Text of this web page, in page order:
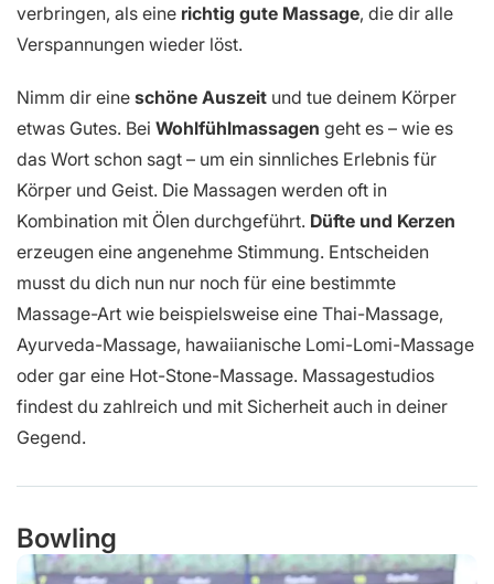
verbringen, als eine richtig gute Massage, die dir alle
Verspannungen wieder löst.
Nimm dir eine schöne Auszeit und tue deinem Körper
etwas Gutes. Bei Wohlfühlmassagen geht es – wie es
das Wort schon sagt – um ein sinnliches Erlebnis für
Körper und Geist. Die Massagen werden oft in
Kombination mit Ölen durchgeführt. Düfte und Kerzen
erzeugen eine angenehme Stimmung. Entscheiden
musst du dich nun nur noch für eine bestimmte
Massage-Art wie beispielsweise eine Thai-Massage,
Ayurveda-Massage, hawaiianische Lomi-Lomi-Massage
oder gar eine Hot-Stone-Massage. Massagestudios
findest du zahlreich und mit Sicherheit auch in deiner
Gegend.
Bowling